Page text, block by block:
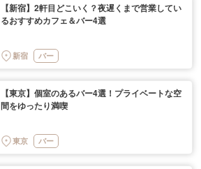
【新宿】2軒目どこいく？夜遅くまで営業してい
るおすすめカフェ＆バー4選
新宿 バー
【東京】個室のあるバー4選！プライベートな空
間をゆったり満喫
東京 バー